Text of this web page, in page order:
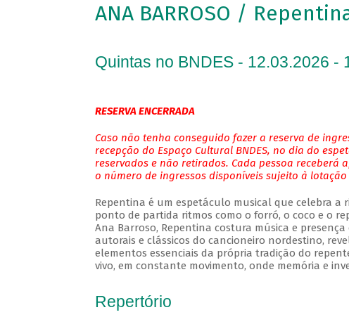
ANA BARROSO /
Quintas no BNDES - 12.03.2026 -
RESERVA ENCERRADA
Caso não tenha conseguido fazer a reserva de
recepção do Espaço Cultural BNDES, no dia do
reservados e não retirados. Cada pessoa receberá
o número de ingressos disponíveis sujeito à
Repentina é um espetáculo musical que celebra
ponto de partida ritmos como o forró, o coco e o
Ana Barroso, Repentina costura música e
autorais e clássicos do cancioneiro nordestino,
elementos essenciais da própria tradição do
vivo, em constante movimento, onde memória e
Repertório